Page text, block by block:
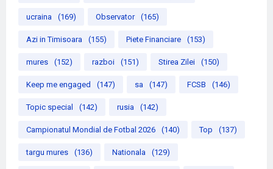
ucraina (169) Observator (165)
Azi in Timisoara (155) Piete Financiare (153)
mures (152) razboi (151) Stirea Zilei (150)
Keep me engaged (147) sa (147) FCSB (146)
Topic special (142) rusia (142)
Campionatul Mondial de Fotbal 2026 (140) Top (137)
targu mures (136) Nationala (129)